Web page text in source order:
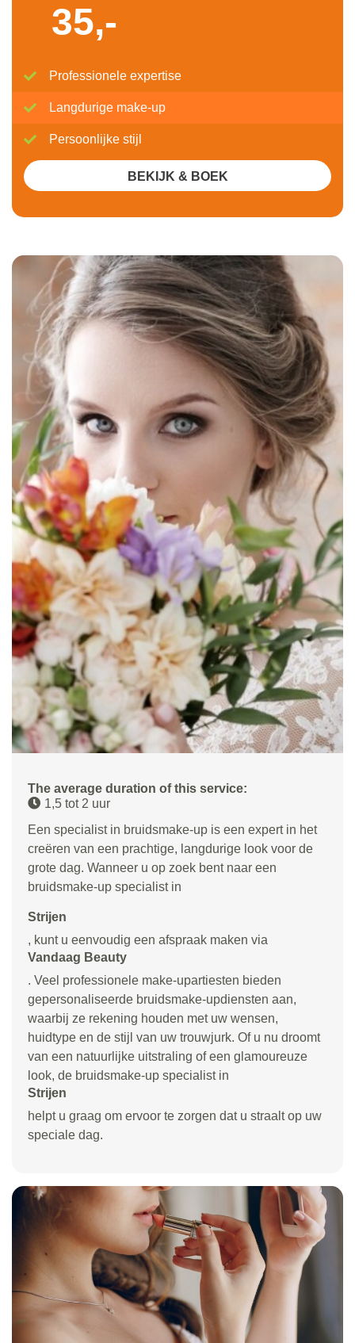
The average duration of this service:
1,5 tot 2 uur
Een specialist in bruidsmake-up is een expert in het
creëren van een prachtige, langdurige look voor de
grote dag. Wanneer u op zoek bent naar een
bruidsmake-up specialist in
Strijen
, kunt u eenvoudig een afspraak maken via
Vandaag Beauty
. Veel professionele make-upartiesten bieden
gepersonaliseerde bruidsmake-updiensten aan,
waarbij ze rekening houden met uw wensen,
huidtype en de stijl van uw trouwjurk. Of u nu droomt
van een natuurlijke uitstraling of een glamoureuze
look, de bruidsmake-up specialist in
Strijen
helpt u graag om ervoor te zorgen dat u straalt op uw
speciale dag.
35,-
Professionele expertise
Langdurige make-up
Persoonlijke stijl
BEKIJK & BOEK